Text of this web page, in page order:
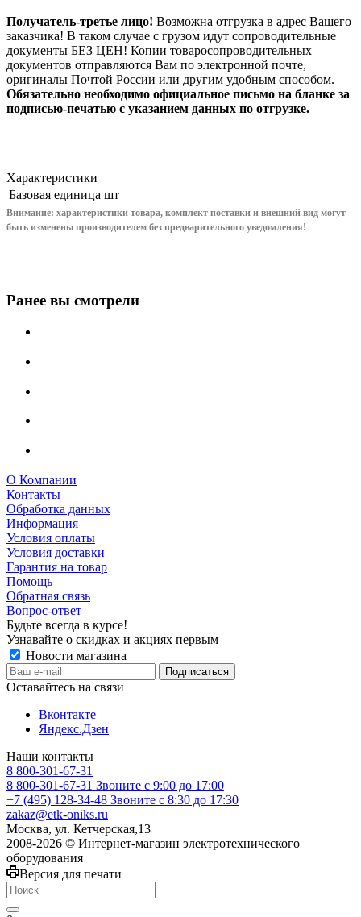
Получатель-третье лицо! Возможна отгрузка в адрес Вашего
заказчика! В таком случае с грузом идут сопроводительные
документы БЕЗ ЦЕН! Копии товаросопроводительных
документов отправляются Вам по электронной почте,
оригиналы Почтой России или другим удобным способом.
Обязательно необходимо официальное письмо на бланке за
подписью-печатью с указанием данных по отгрузке.
Характеристики
Базовая единица шт
Внимание: характеристики товара, комплект поставки и внешний вид могут
быть изменены производителем без предварительного уведомления!
Ранее вы смотрели
О Компании
Контакты
Обработка данных
Информация
Условия оплаты
Условия доставки
Гарантия на товар
Помощь
Обратная связь
Вопрос-ответ
Будьте всегда в курсе!
Узнавайте о скидках и акциях первым
Новости магазина
Оставайтесь на связи
Вконтакте
Яндекс.Дзен
Наши контакты
8 800-301-67-31
8 800-301-67-31 Звоните с 9:00 до 17:00
+7 (495) 128-34-48 Звоните с 8:30 до 17:30
zakaz@etk-oniks.ru
Москва, ул. Кетчерская,13
2008-2026 © Интернет-магазин электротехнического
оборудования
Версия для печати